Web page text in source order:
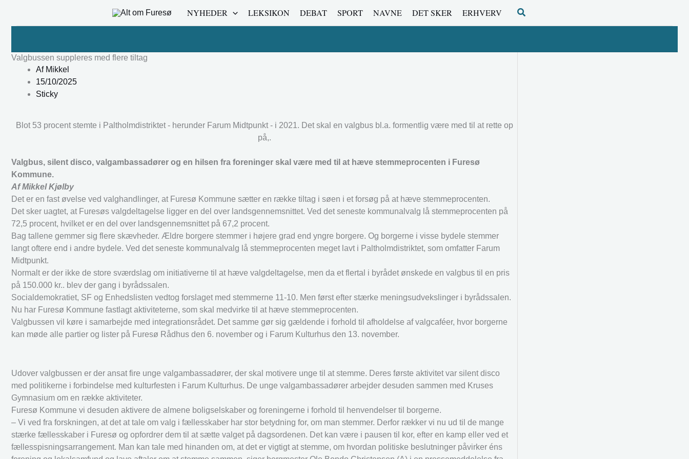
NYHEDER LEKSIKON DEBAT SPORT NAVNE DET SKER ERHVERV Søg
Valgbussen suppleres med flere tiltag
AfMikkel
15/10/2025
Sticky
Blot 53 procent stemte i Paltholmdistriktet - herunder Farum Midtpunkt - i 2021. Det skal en valgbus bl.a. formentlig være med til at rette op
på,.
Valgbus, silent disco, valgambassadører og en hilsen fra foreninger skal være med til at hæve stemmeprocenten i Furesø
Kommune.
Af Mikkel Kjølby
Det er en fast øvelse ved valghandlinger, at Furesø Kommune sætter en række tiltag i søen i et forsøg på at hæve stemmeprocenten.
Det sker uagtet, at Furesøs valgdeltagelse ligger en del over landsgennemsnittet. Ved det seneste kommunalvalg lå stemmeprocenten på
72,5 procent, hvilket er en del over landsgennemsnittet på 67,2 procent.
Bag tallene gemmer sig flere skævheder. Ældre borgere stemmer i højere grad end yngre borgere. Og borgerne i visse bydele stemmer
langt oftere end i andre bydele. Ved det seneste kommunalvalg lå stemmeprocenten meget lavt i Paltholmdistriktet, som omfatter Farum
Midtpunkt.
Normalt er der ikke de store sværdslag om initiativerne til at hæve valgdeltagelse, men da et flertal i byrådet ønskede en valgbus til en pris
på 150.000 kr.. blev der gang i byrådssalen.
Socialdemokratiet, SF og Enhedslisten vedtog forslaget med stemmerne 11-10. Men først efter stærke meningsudvekslinger i byrådssalen.
Nu har Furesø Kommune fastlagt aktiviteterne, som skal medvirke til at hæve stemmeprocenten.
Valgbussen vil køre i samarbejde med integrationsrådet. Det samme gør sig gældende i forhold til afholdelse af valgcaféer, hvor borgerne
kan møde alle partier og lister på Furesø Rådhus den 6. november og i Farum Kulturhus den 13. november.
Udover valgbussen er der ansat fire unge valgambassadører, der skal motivere unge til at stemme. Deres første aktivitet var silent disco
med politikerne i forbindelse med kulturfesten i Farum Kulturhus. De unge valgambassadører arbejder desuden sammen med Kruses
Gymnasium om en række aktiviteter.
Furesø Kommune vi desuden aktivere de almene boligselskaber og foreningerne i forhold til henvendelser til borgerne.
– Vi ved fra forskningen, at det at tale om valg i fællesskaber har stor betydning for, om man stemmer. Derfor rækker vi nu ud til de mange
stærke fællesskaber i Furesø og opfordrer dem til at sætte valget på dagsordenen. Det kan være i pausen til kor, efter en kamp eller ved et
fællesspisningsarrangement. Man kan tale med hinanden om, at det er vigtigt at stemme, om hvordan politiske beslutninger påvirker éns